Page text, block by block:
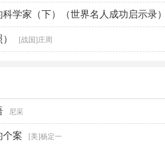
学家（下）（世界名人成功启示录）
[战国]庄周
尼采
个案 [美]杨定一